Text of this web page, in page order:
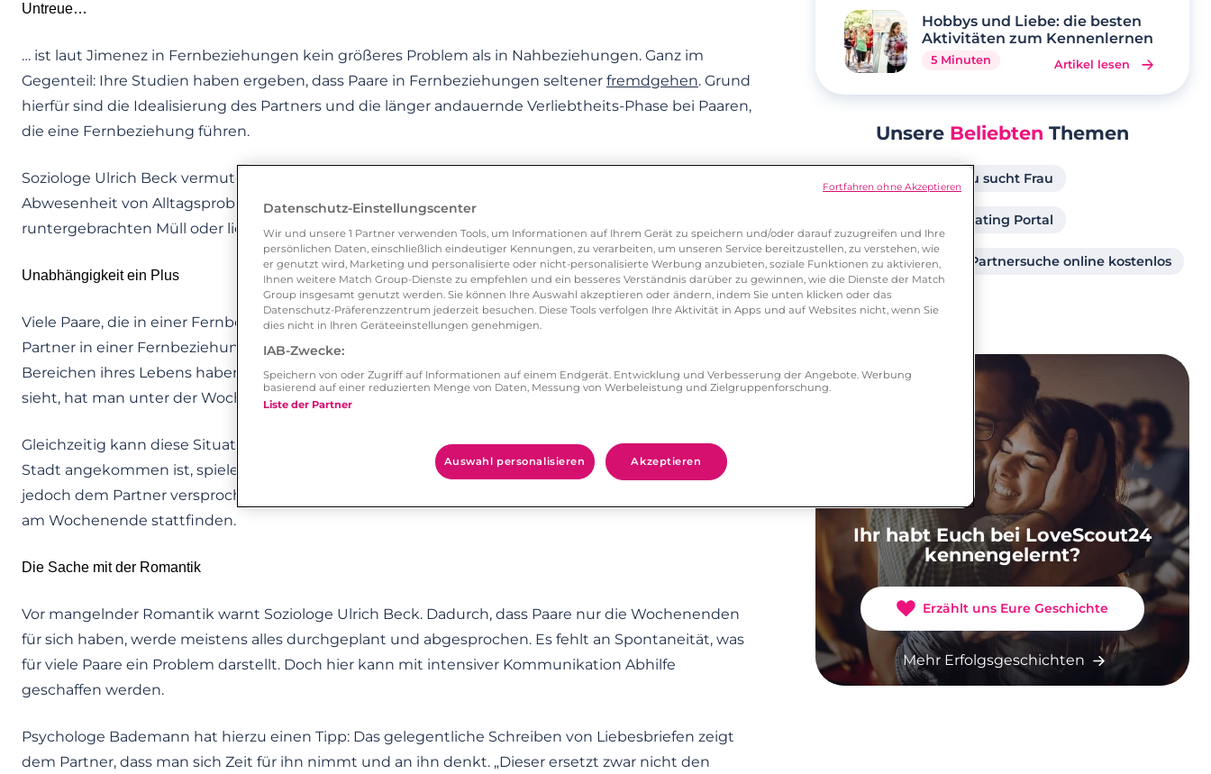
Untreue…
… ist laut Jimenez in Fernbeziehungen kein größeres Problem als in Nahbeziehungen. Ganz im
Gegenteil: Ihre Studien haben ergeben, dass Paare in Fernbeziehungen seltener fremdgehen. Grund
hierfür sind die Idealisierung des Partners und die länger andauernde Verliebtheits-Phase bei Paaren,
die eine Fernbeziehung führen.
Soziologe Ulrich Beck vermutet, dass ein weiterer Grund für mehr Treue in Fernbeziehungen die
Abwesenheit von Alltagsproblemen ist. Konflikte wegen Kleinigkeiten, wie dem nicht
runtergebrachten Müll oder liegengelassenen Klamotten, gibt es in Fernbeziehungen nicht.
Unabhängigkeit ein Plus
Viele Paare, die in einer Fernbeziehung leben, sind ausgeglichener. Fanny Jimenez fand heraus, dass
Partner in einer Fernbeziehung eine bessere Balance zwischen ihrer Beziehung und anderen
Bereichen ihres Lebens haben. Dadurch, dass man den Partner höchstens an den Wochenenden
sieht, hat man unter der Woche mehr Zeit für seinen Freundeskreis, seinen Beruf und seine Freizeit.
Gleichzeitig kann diese Situation aber auch zu Problemen führen. Gerade, wenn man neu in einer
Stadt angekommen ist, spielen sich viele Aktivitäten am Wochenende ab. Dadurch, dass diese
jedoch dem Partner versprochen sind, verpassen Paare in einer Fernbeziehung viele Ereignisse, die
am Wochenende stattfinden.
Die Sache mit der Romantik
Vor mangelnder Romantik warnt Soziologe Ulrich Beck. Dadurch, dass Paare nur die Wochenenden
für sich haben, werde meistens alles durchgeplant und abgesprochen. Es fehlt an Spontaneität, was
für viele Paare ein Problem darstellt. Doch hier kann mit intensiver Kommunikation Abhilfe
geschaffen werden.
Psychologe Bademann hat hierzu einen Tipp: Das gelegentliche Schreiben von Liebesbriefen zeigt
dem Partner, dass man sich Zeit für ihn nimmt und an ihn denkt. „Dieser ersetzt zwar nicht den
Hobbys und Liebe: die besten
Aktivitäten zum Kennenlernen
5 Minuten Artikel lesen
Unsere Beliebten Themen
Frau sucht Frau
Dating Portal
Partner finden Partnersuche online kostenlos
Ihr habt Euch bei LoveScout24
kennengelernt?
Erzählt uns Eure Geschichte
Mehr Erfolgsgeschichten
Datenschutz-Einstellungscenter
Wir und unsere 1 Partner verwenden Tools, um Informationen auf Ihrem Gerät zu speichern und/oder darauf zuzugreifen und Ihre
persönlichen Daten, einschließlich eindeutiger Kennungen, zu verarbeiten, um unseren Service bereitzustellen, zu verstehen, wie
er genutzt wird, Marketing und personalisierte oder nicht-personalisierte Werbung anzubieten, soziale Funktionen zu aktivieren,
Ihnen weitere Match Group-Dienste zu empfehlen und ein besseres Verständnis darüber zu gewinnen, wie die Dienste der Match
Group insgesamt genutzt werden. Sie können Ihre Auswahl akzeptieren oder ändern, indem Sie unten klicken oder das
Datenschutz-Präferenzzentrum jederzeit besuchen. Diese Tools verfolgen Ihre Aktivität in Apps und auf Websites nicht, wenn Sie
dies nicht in Ihren Geräteeinstellungen genehmigen.
IAB-Zwecke:
Speichern von oder Zugriff auf Informationen auf einem Endgerät. Entwicklung und Verbesserung der Angebote. Werbung
basierend auf einer reduzierten Menge von Daten, Messung von Werbeleistung und Zielgruppenforschung.
Liste der Partner
Auswahl personalisieren Akzeptieren
Fortfahren ohne Akzeptieren